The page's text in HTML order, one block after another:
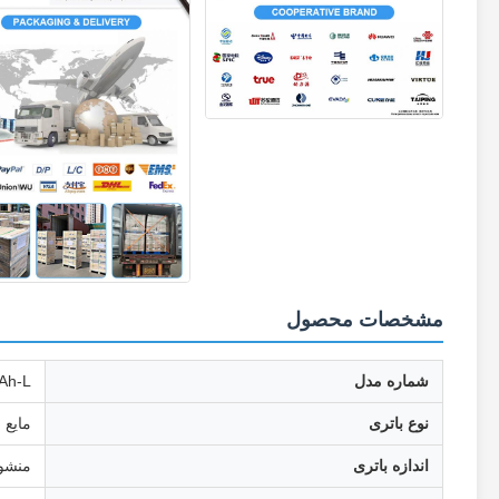
مشخصات محصول
شماره مدل L
نوع باتری مایع
اندازه باتری